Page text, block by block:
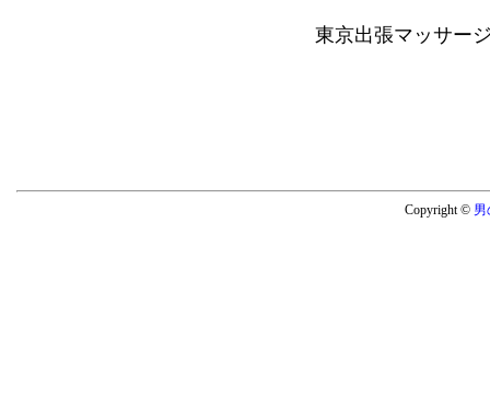
東京出張マッサー
Copyright © 男